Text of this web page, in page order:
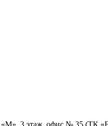
«М», 3 этаж, офис № 35 (ТК